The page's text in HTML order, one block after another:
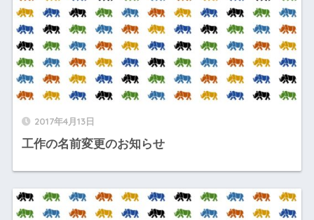
2017年4月13日
工作の名前変更のお知らせ